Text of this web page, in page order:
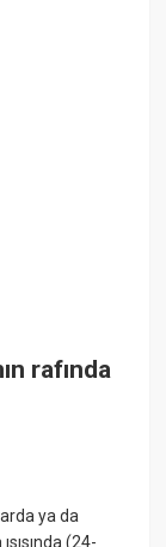
rafında
ya da
(24-